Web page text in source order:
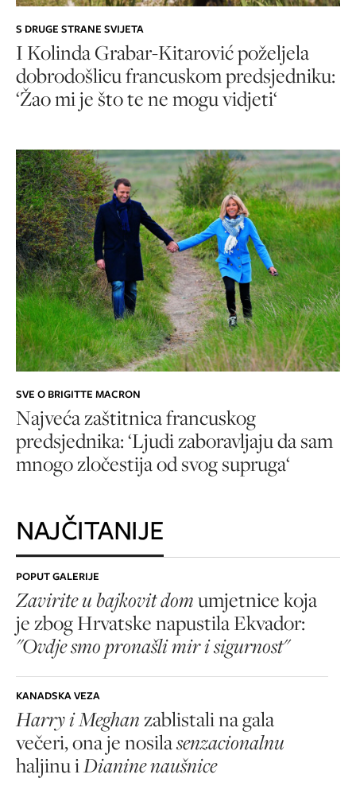
S DRUGE STRANE SVIJETA
I Kolinda Grabar-Kitarović poželjela
dobrodošlicu francuskom predsjedniku:
‘Žao mi je što te ne mogu vidjeti‘
SVE O BRIGITTE MACRON
Najveća zaštitnica francuskog
predsjednika: ‘Ljudi zaboravljaju da sam
mnogo zločestija od svog supruga‘
NAJČITANIJE
POPUT GALERIJE
Zavirite u bajkovit domumjetnice koja
je zbog Hrvatske napustila Ekvador:
"Ovdje smo pronašli mir i sigurnost"
KANADSKA VEZA
Harry i Meghanzablistali na gala
večeri, ona je nosilasenzacionalnu
haljinu iDianine naušnice